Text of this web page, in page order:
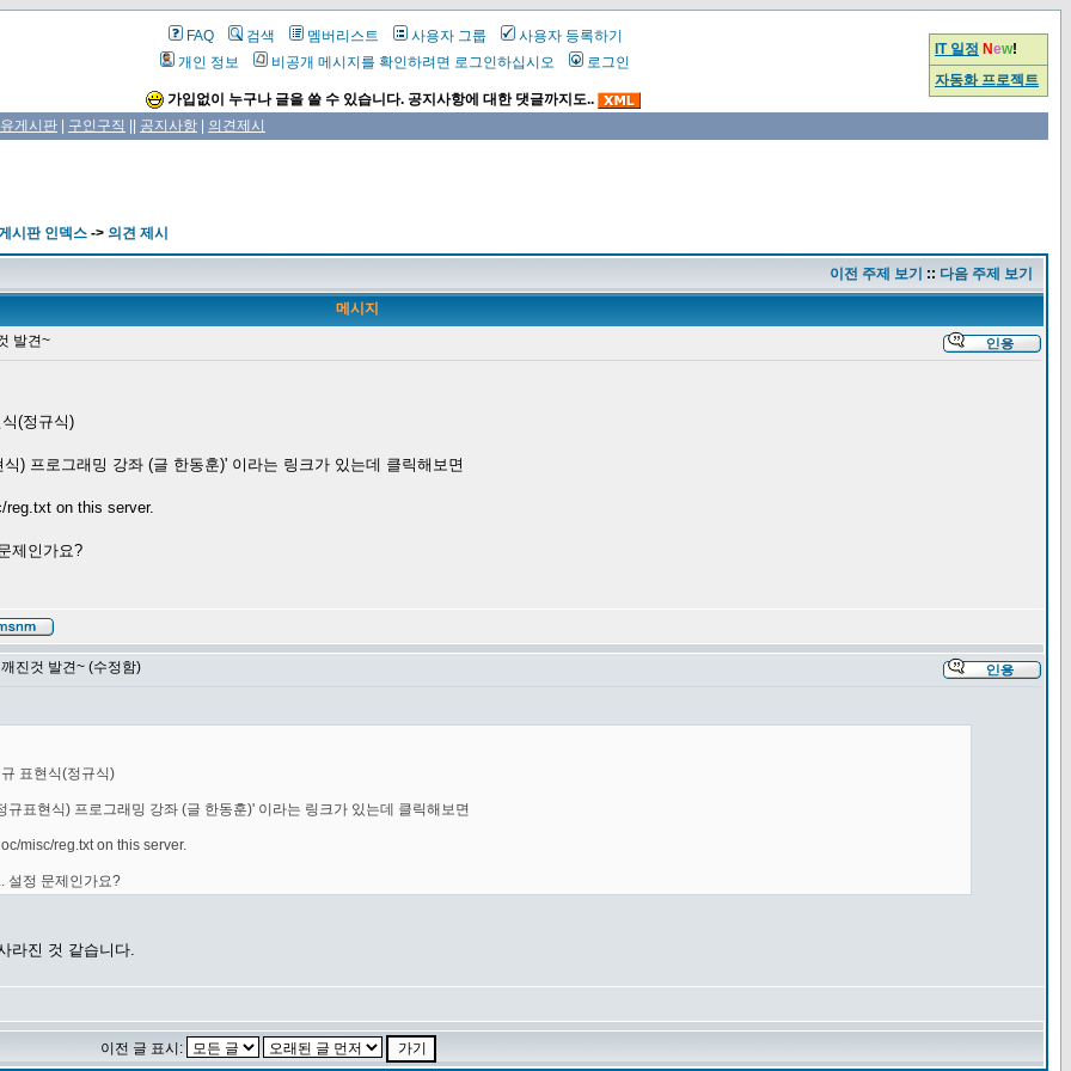
FAQ 검색 멤버리스트 사용자 그룹
사용자 등록하기
개인 정보
비공개 메시지를 확인하려면 로그인하십시오 로그인
가입없이 누구나 글을 쓸 수 있습니다. 공지사항에 대한 댓글까지도..
IT 일정 New!
자동화 프로젝트
게시판 구인구직 공지사항 의견제시
시판 인덱스 -> 의견 제시
이전 주제 보기 :: 다음 주제 보기
메시지
발견~
(정규식)
) 프로그래밍 강좌 (글 한동훈)' 이라는 링크가 있는데 클릭해보면
on this server.
제인가요?
진것 발견~ (수정함)
표현식(정규식)
표현식) 프로그래밍 강좌 (글 한동훈)' 이라는 링크가 있는데 클릭해보면
misc/reg.txt on this server.
설정 문제인가요?
라진 것 같습니다.
이전 글 표시: